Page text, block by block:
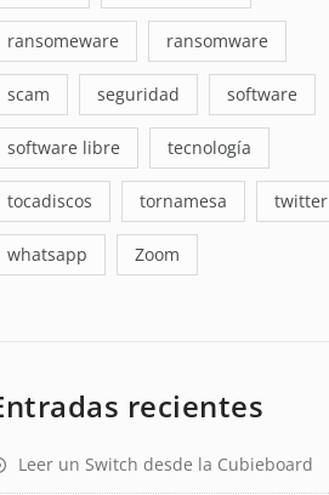
ransomeware ransomware
scam seguridad software
software libre tecnología
tocadiscos tornamesa twitter
whatsapp Zoom
recientes
Leer un Switch desde la Cubieboard